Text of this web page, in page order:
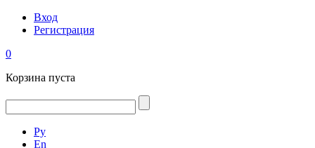
Вход
Регистрация
0
Корзина пуста
Ру
En